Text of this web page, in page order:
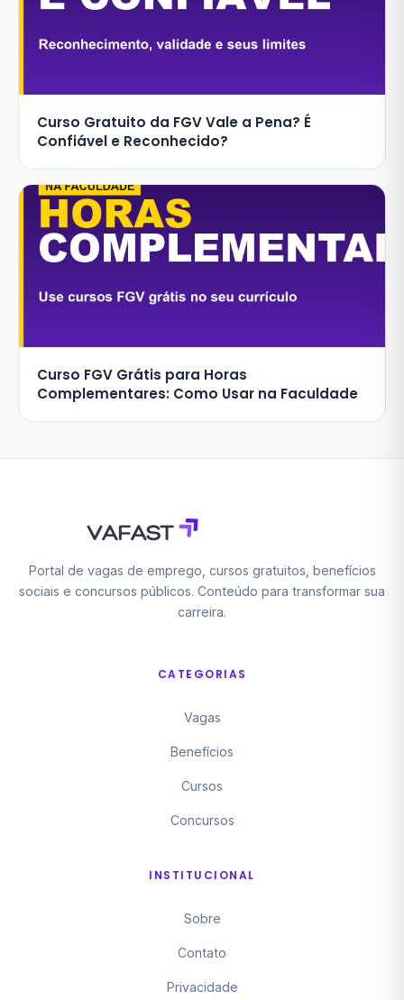
Curso Gratuito da FGV Vale a Pena? É
Confiável e Reconhecido?
Curso FGV Grátis para Horas
Complementares: Como Usar na Faculdade
Portal de vagas de emprego, cursos gratuitos, benefícios
sociais e concursos públicos. Conteúdo para transformar sua
carreira.
CATEGORIAS
Vagas
Benefícios
Cursos
Concursos
INSTITUCIONAL
Sobre
Contato
Privacidade